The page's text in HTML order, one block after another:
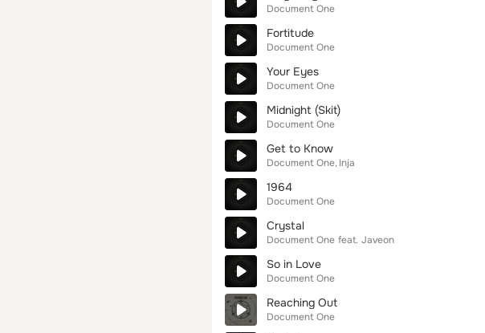
Document One
Fortitude
Document One
Your Eyes
Document One
Midnight (Skit)
Document One
Get to Know
Document One Inja
1964
Document One
Crystal
Document One feat. Javeon
So in Love
Document One
Reaching Out
Document One